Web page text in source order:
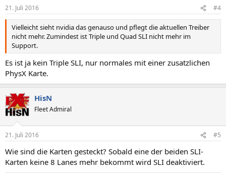
21. Juli 2016 #4
Vielleicht sieht nvidia das genauso und pflegt die aktuellen Treiber
nicht mehr. Zumindest ist Triple und Quad SLI nicht mehr im
Support.
Es ist ja kein Triple SLI, nur normales mit einer zusatzlichen
PhysX Karte.
HisN
Fleet Admiral
21. Juli 2016 #5
Wie sind die Karten gesteckt? Sobald eine der beiden SLI-
Karten keine 8 Lanes mehr bekommt wird SLI deaktiviert.